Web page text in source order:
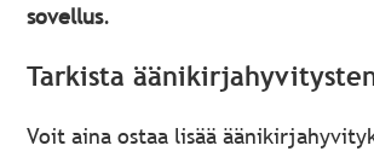
sovellus.
Tarkista
Voit aina ostaa lisää